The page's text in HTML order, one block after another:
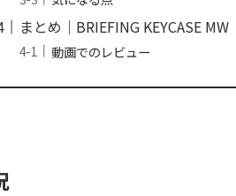
まとめ｜BRIEFING KEYCASE MW
動画でのレビュー